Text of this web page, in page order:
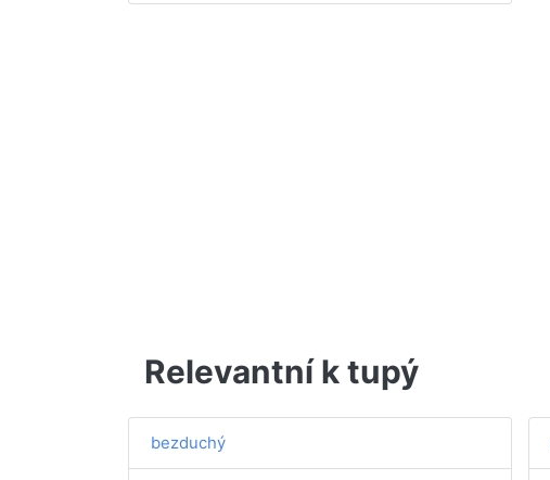
Relevantní k tupý
bezduchý